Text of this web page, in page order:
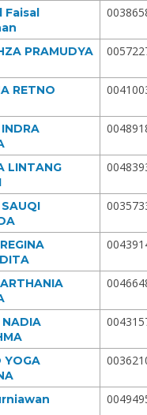
Faisal
PRAMUDYA
RETNO
LINTANG
NADIA
YOGA